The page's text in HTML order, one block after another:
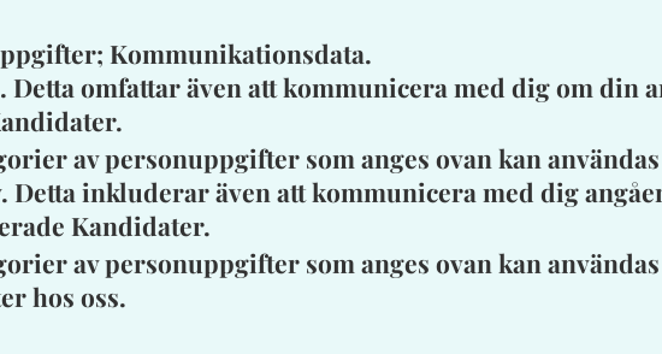
Kommunikationsdata.
omfattar även att kommunicera med dig om din
av personuppgifter som anges ovan kan
inkluderar även att kommunicera med dig
Kandidater.
av personuppgifter som anges ovan kan
hos oss.